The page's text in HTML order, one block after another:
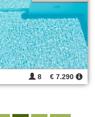
8 € 7.290